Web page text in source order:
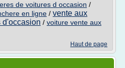
de voitures d occasion /
en ligne / vente aux
d'occasion / voiture vente aux
Haut de page